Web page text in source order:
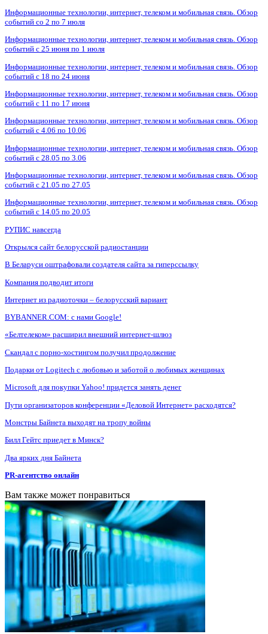
Информационные технологии, интернет, телеком и мобильная связь. Обзор
событий со 2 по 7 июля
Информационные технологии, интернет, телеком и мобильная связь. Обзор
событий с 25 июня по 1 июля
Информационные технологии, интернет, телеком и мобильная связь. Обзор
событий с 18 по 24 июня
Информационные технологии, интернет, телеком и мобильная связь. Обзор
событий с 11 по 17 июня
Информационные технологии, интернет, телеком и мобильная связь. Обзор
событий с 4.06 по 10.06
Информационные технологии, интернет, телеком и мобильная связь. Обзор
событий с 28.05 по 3.06
Информационные технологии, интернет, телеком и мобильная связь. Обзор
событий с 21.05 по 27.05
Информационные технологии, интернет, телеком и мобильная связь. Обзор
событий с 14.05 по 20.05
РУПИС навсегда
Открылся сайт белорусской радиостанции
В Беларуси оштрафовали создателя сайта за гиперссылку
Компания подводит итоги
Интернет из радиоточки – белорусский вариант
BYBANNER.COM: c нами Google!
«Белтелеком» расширил внешний интернет-шлюз
Скандал с порно-хостингом получил продолжение
Подарки от Logitech с любовью и заботой о любимых женщинах
Microsoft для покупки Yahoo! придется занять денег
Пути организаторов конференции «Деловой Интернет» расходятся?
Монстры Байнета выходят на тропу войны
Билл Гейтс приедет в Минск?
Два ярких дня Байнета
PR-агентство онлайн
Вам также может понравиться